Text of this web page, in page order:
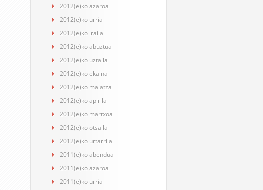
2012(e)ko azaroa
2012(e)ko urria
2012(e)ko iraila
2012(e)ko abuztua
2012(e)ko uztaila
2012(e)ko ekaina
2012(e)ko maiatza
2012(e)ko apirila
2012(e)ko martxoa
2012(e)ko otsaila
2012(e)ko urtarrila
2011(e)ko abendua
2011(e)ko azaroa
2011(e)ko urria